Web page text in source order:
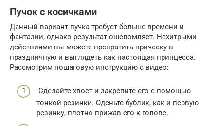
Пучок с косичками
Данный вариант пучка требует больше времени и
фантазии, однако результат ошеломляет. Нехитрыми
действиями вы можете превратить прическу в
праздничную и выглядеть как настоящая принцесса.
Рассмотрим пошаговую инструкцию с видео:
Сделайте хвост и закрепите его с помощью
тонкой резинки. Оденьте бублик, как и первую
резинку, плотно прижав его к голове.